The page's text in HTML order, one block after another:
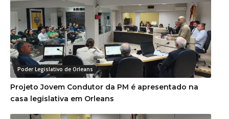
Poder Legislativo de Orleans
Projeto Jovem Condutor da PM é apresentado na
casa legislativa em Orleans